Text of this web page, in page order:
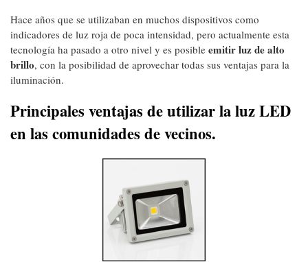
Hace años que se utilizaban en muchos dispositivos como
indicadores de luz roja de poca intensidad, pero actualmente esta
tecnología ha pasado a otro nivel y es posible emitir luz de alto
brillo, con la posibilidad de aprovechar todas sus ventajas para la
iluminación.
Principales ventajas de utilizar la luz LED
en las comunidades de vecinos.